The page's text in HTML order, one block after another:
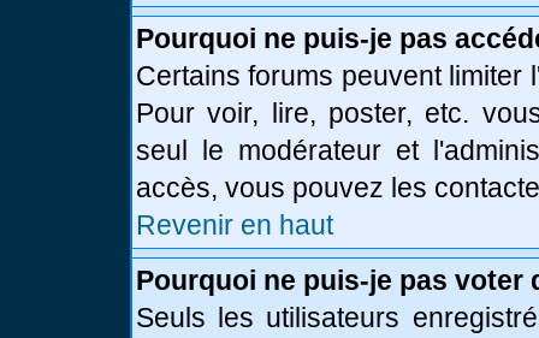
Pourquoi ne puis-je pas
Certains forums peuvent
Pour voir, lire, poster, etc.
seul le modérateur et
accès, vous pouvez les
Revenir en haut
Pourquoi ne puis-je pas voter
Seuls les utilisateurs